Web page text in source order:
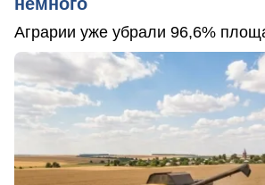
немного
Аграрии уже убрали 96,6%